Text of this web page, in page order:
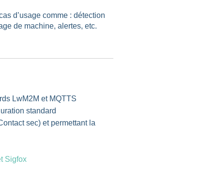
d’usage comme : détection
de machine, alertes, etc.
LwM2M et MQTTS
standard
sec) et permettant la
Sigfox